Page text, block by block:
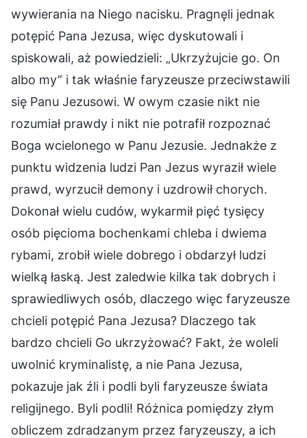
wywierania na Niego nacisku. Pragnęli jednak
potępić Pana Jezusa, więc dyskutowali i
spiskowali, aż powiedzieli: „Ukrzyżujcie go. On
albo my” i tak właśnie faryzeusze przeciwstawili
się Panu Jezusowi. W owym czasie nikt nie
rozumiał prawdy i nikt nie potrafił rozpoznać
Boga wcielonego w Panu Jezusie. Jednakże z
punktu widzenia ludzi Pan Jezus wyraził wiele
prawd, wyrzucił demony i uzdrowił chorych.
Dokonał wielu cudów, wykarmił pięć tysięcy
osób pięcioma bochenkami chleba i dwiema
rybami, zrobił wiele dobrego i obdarzył ludzi
wielką łaską. Jest zaledwie kilka tak dobrych i
sprawiedliwych osób, dlaczego więc faryzeusze
chcieli potępić Pana Jezusa? Dlaczego tak
bardzo chcieli Go ukrzyżować? Fakt, że woleli
uwolnić kryminalistę, a nie Pana Jezusa,
pokazuje jak źli i podli byli faryzeusze świata
religijnego. Byli podli! Różnica pomiędzy złym
obliczem zdradzanym przez faryzeuszy, a ich